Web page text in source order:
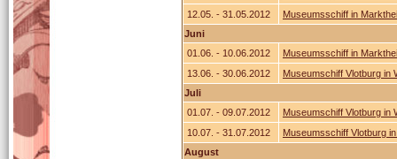
12.05. - 31.05.2012
Museumsschiff in
Juni
01.06. - 10.06.2012
Museumsschiff in
13.06. - 30.06.2012
Museumschiff Vlotburg in
Juli
01.07. - 09.07.2012
Museumschiff Vlotburg in
10.07. - 31.07.2012
Museumsschiff Vlotburg
August